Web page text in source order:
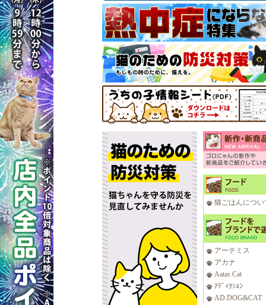
猫ごはんについ
アーテミス
アカナ
Aatas Cat
ｱﾃﾞｨｸｼｮﾝ
AD.DOG&CAT